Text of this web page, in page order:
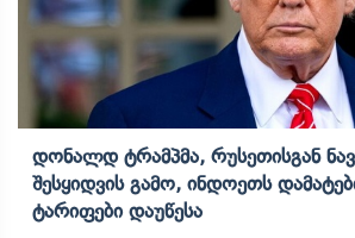
Დონალდ Ტრამპმა, Რუსეთისგან
Შესყიდვის Გამო, Ინდოეთს
Ტარიფები Დაუწესა